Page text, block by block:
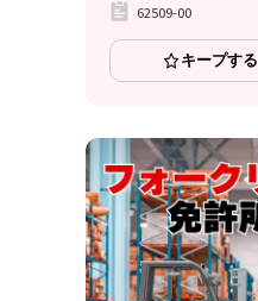
62509-00
キープする